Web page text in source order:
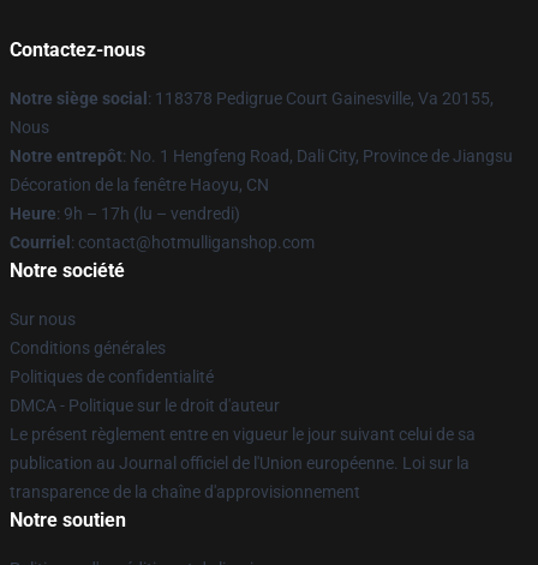
Contactez-nous
Notre siège social : 118378 Pedigrue Court Gainesville, Va 20155,
Nous
Notre entrepôt: No. 1 Hengfeng Road, Dali City, Province de Jiangsu
Décoration de la fenêtre Haoyu, CN
Heure: 9h – 17h (lu – vendredi)
Courriel : contact@hotmulliganshop.com
Notre société
Sur nous
Conditions générales
Politiques de confidentialité
DMCA - Politique sur le droit d'auteur
Le présent règlement entre en vigueur le jour suivant celui de sa
publication au Journal officiel de l'Union européenne. Loi sur la
transparence de la chaîne d'approvisionnement
Notre soutien